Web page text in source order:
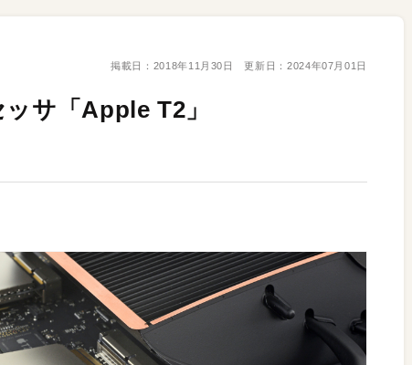
掲載日： 2018年11月30日 更新日： 2024年07月01日
サ「Apple T2」